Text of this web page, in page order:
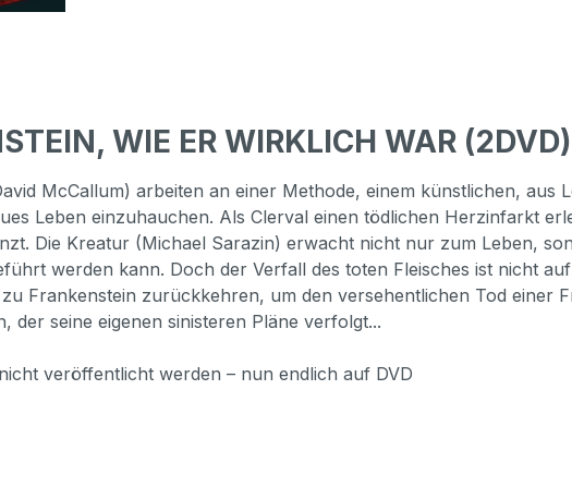
WIE ER WIRKLICH WAR
McCallum) arbeiten an einer Methode, einem künstlichen, aus
Leben einzuhauchen. Als Clerval einen tödlichen Herzinfarkt
Die Kreatur (Michael Sarazin) erwacht nicht nur zum Leben,
werden kann. Doch der Verfall des toten Fleisches ist nicht
Frankenstein zurückkehren, um den versehentlichen Tod einer
der seine eigenen sinisteren Pläne verfolgt...
veröffentlicht werden – nun endlich auf DVD